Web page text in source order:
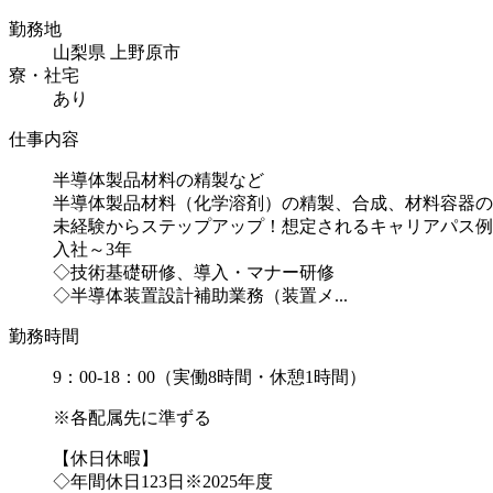
勤務地
山梨県 上野原市
寮・社宅
あり
仕事内容
半導体製品材料の精製など
半導体製品材料（化学溶剤）の精製、合成、材料容器
未経験からステップアップ！想定されるキャリアパス例
入社～3年
◇技術基礎研修、導入・マナー研修
◇半導体装置設計補助業務（装置メ...
勤務時間
9：00-18：00（実働8時間・休憩1時間）
※各配属先に準ずる
【休日休暇】
◇年間休日123日※2025年度